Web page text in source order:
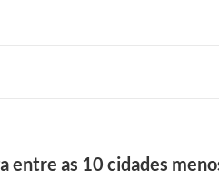
entre as 10 cidades